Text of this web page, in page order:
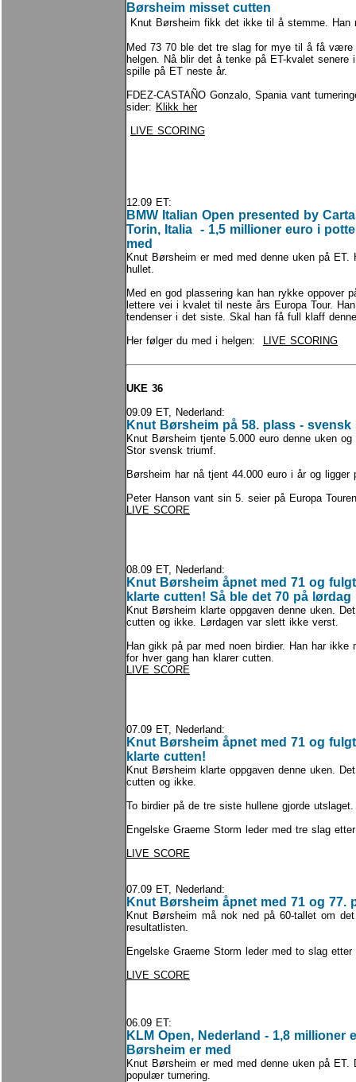
Børsheim misset cutten
Knut Børsheim fikk det ikke til å stemme. Han
Med 73 70 ble det tre slag for mye til å få være
helgen. Nå blir det å tenke på ET-kvalet
spille på ET neste år.
FDEZ-CASTAÑO Gonzalo, Spania vant
sider: Klikk her
LIVE SCORING
12.09 ET:
BMW Italian Open presented by
Torin, Italia - 1,5 millioner euro i
med
Knut Børsheim er med med denne uken på
hullet.
Med en god plassering kan han rykke oppover
lettere vei i kvalet til neste års Europa Tour.
tendenser i det siste. Skal han få full klaff
Her følger du med i helgen:
LIVE SCORING
UKE 36
09.09 ET, Nederland:
Knut Børsheim på 58. plass - svensk
Knut Børsheim tjente 5.000 euro denne uken
Stor svensk triumf.
Børsheim har nå tjent 44.000 euro i år og ligger
Peter Hanson vant sin 5. seier på Europa
LIVE SCORE
08.09 ET, Nederland:
Knut Børsheim åpnet med 71 og
klarte cutten! Så ble det 70 på lørdag
Knut Børsheim klarte oppgaven denne uken.
cutten og ikke. Lørdagen var slett ikke verst.
Han gikk på par med noen birdier. Han har
for hver gang han klarer cutten.
LIVE SCORE
07.09 ET, Nederland:
Knut Børsheim åpnet med 71 og
klarte cutten!
Knut Børsheim klarte oppgaven denne uken.
cutten og ikke.
To birdier på de tre siste hullene gjorde utslaget.
Engelske Graeme Storm leder med tre slag
LIVE SCORE
07.09 ET, Nederland:
Knut Børsheim åpnet med 71 og 77.
Knut Børsheim må nok ned på 60-tallet om
resultatlisten.
Engelske Graeme Storm leder med to slag etter
LIVE SCORE
06.09 ET:
KLM Open, Nederland - 1,8 millioner
Børsheim er med
Knut Børsheim er med med denne uken på ET.
populær turnering.